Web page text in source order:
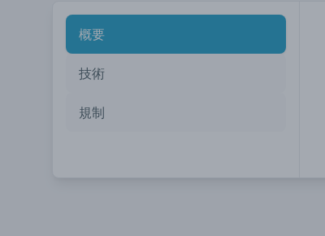
概要
技術
規制